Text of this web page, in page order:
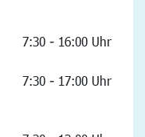
7:30 - 16:00 Uhr
7:30 - 17:00 Uhr